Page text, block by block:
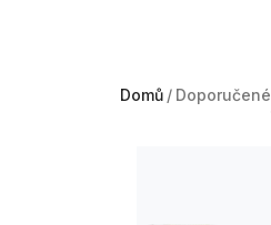
Domů Doporučené